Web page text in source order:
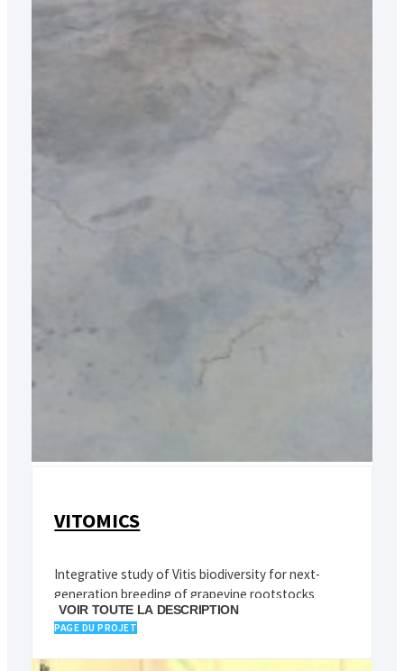
VITOMICS
Integrative study of Vitis biodiversity for next-
generation breeding of grapevine rootstocks
VOIR TOUTE LA DESCRIPTION
PAGE DU PROJET